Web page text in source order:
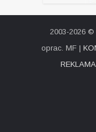
2003-2026 ©
oprac. MF |
REKLAMA